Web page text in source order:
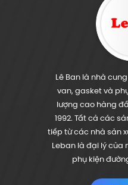
Lê Ban là nhà
van, gasket và
lượng cao hàng
1992. Tất cả các
tiếp từ các nhà sản
Leban là đại lý của
phụ kiện